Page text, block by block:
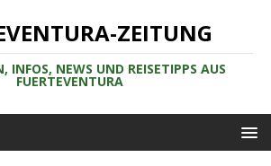
ZEITUNG
INFOS, NEWS UND REISETIPPS AUS
FUERTEVENTURA